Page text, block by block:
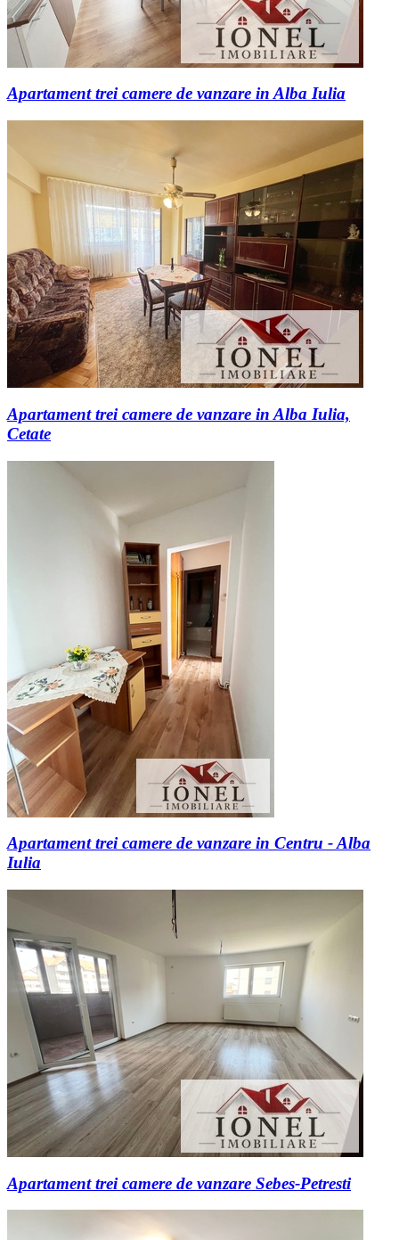
Apartament trei camere de vanzare in Alba Iulia
Apartament trei camere de vanzare in Alba Iulia,
Cetate
Apartament trei camere de vanzare in Centru - Alba
Iulia
Apartament trei camere de vanzare Sebes-Petresti